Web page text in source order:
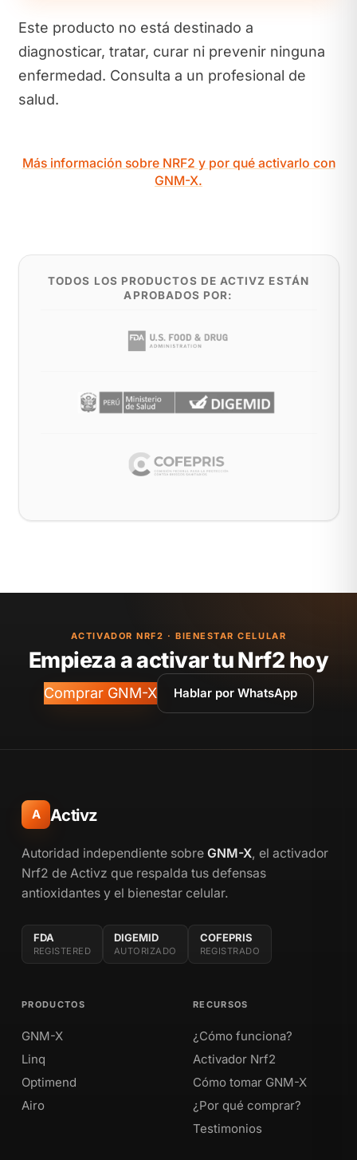
Este producto no está destinado a
diagnosticar, tratar, curar ni prevenir ninguna
enfermedad. Consulta a un profesional de
salud.
Más información sobre NRF2 y por qué activarlo con
GNM-X.
TODOS LOS PRODUCTOS DE ACTIVZ ESTÁN
APROBADOS POR:
ACTIVADOR NRF2 · BIENESTAR CELULAR
Empieza a activar tu Nrf2 hoy
Comprar GNM-X Hablar por WhatsApp
A Activz
Autoridad independiente sobre GNM-X, el activador
Nrf2 de Activz que respalda tus defensas
antioxidantes y el bienestar celular.
FDA
REGISTERED
DIGEMID
AUTORIZADO
COFEPRIS
REGISTRADO
PRODUCTOS
GNM-X
Linq
Optimend
Airo
RECURSOS
¿Cómo funciona?
Activador Nrf2
Cómo tomar GNM-X
¿Por qué comprar?
Testimonios